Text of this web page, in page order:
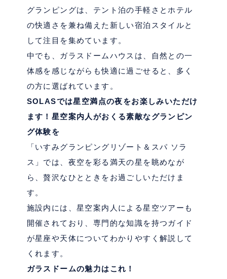
グランピングは、テント泊の手軽さとホテル
の快適さを兼ね備えた新しい宿泊スタイルと
して注目を集めています。
中でも、ガラスドームハウスは、自然との一
体感を感じながらも快適に過ごせると、多く
の方に選ばれています。
SOLASでは星空満点の夜をお楽しみいただけ
ます！星空案内人がおくる素敵なグランピン
グ体験を
「いすみグランピングリゾート＆スパ ソラ
ス」では、夜空を彩る満天の星を眺めなが
ら、贅沢なひとときをお過ごしいただけま
す。
施設内には、星空案内人による星空ツアーも
開催されており、専門的な知識を持つガイド
が星座や天体についてわかりやすく解説して
くれます。
ガラスドームの魅力はこれ！